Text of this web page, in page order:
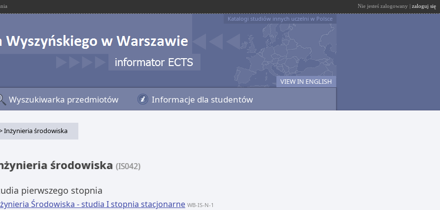
Nie jesteś zalogowany | zaloguj się
Katalogi studiów innych uczelni w Polsce
VIEW IN ENGLISH
Wyszukiwarka przedmiotów Informacje dla studentów
Inżynieria środowiska
środowiska (IS042)
pierwszego stopnia
Środowiska - studia I stopnia stacjonarne WB-IS-N-1